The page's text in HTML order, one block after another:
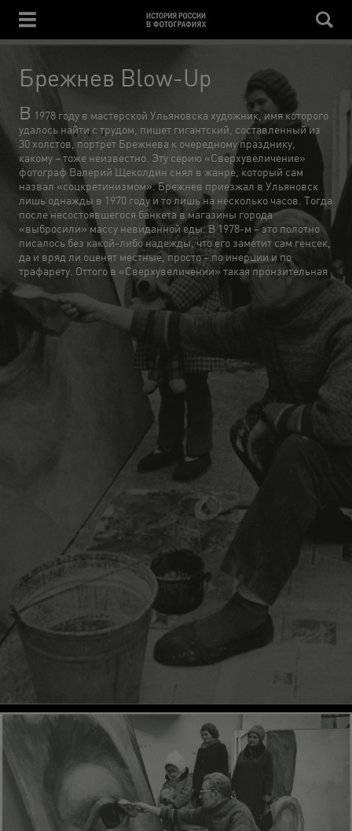
Брежнев Blow-Up
В 1978 году в мастерской Ульяновска художник, имя которого
удалось найти с трудом, пишет гигантский, составленный из
30 холстов, портрет Брежнева к очередному празднику,
какому – тоже неизвестно. Эту серию «Сверхувеличение»
фотограф Валерий Щеколдин снял в жанре, который сам
назвал «соцкретинизмом». Брежнев приезжал в Ульяновск
лишь однажды в 1970 году и то лишь на несколько часов. Тогда
после несостоявшегося банкета в магазины города
«выбросили» массу невиданной еды. В 1978-м – это полотно
писалось без какой-либо надежды, что его заметит сам генсек,
да и вряд ли оценят местные, просто – по инерции и по
трафарету. Оттого в «Сверхувеличении» такая пронзительная
обреченность, усиленная отчаянной гигантоманией. До
распада системы оставалось совсем немного времени.